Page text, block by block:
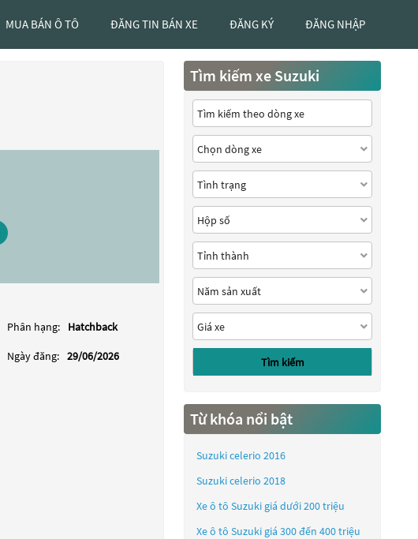
MUA BÁN Ô TÔ ĐĂNG TIN BÁN XE ĐĂNG KÝ ĐĂNG NHẬP
Phân hạng: Hatchback
Ngày đăng: 29/06/2026
Tìm kiếm xe Suzuki
Tìm kiếm
Từ khóa nổi bật
Suzuki celerio 2016
Suzuki celerio 2018
Xe ô tô Suzuki giá dưới 200 triệu
Xe ô tô Suzuki giá 300 đến 400 triệu